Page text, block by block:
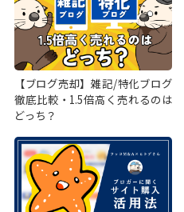
【ブログ売却】雑記/特化ブログ
徹底比較・1.5倍高く売れるのは
どっち？